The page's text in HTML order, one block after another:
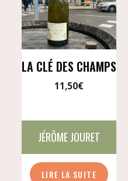
LA CLÉ DES CHAMPS
11,50€
JÉRÔME JOURET
LIRE LA SUITE